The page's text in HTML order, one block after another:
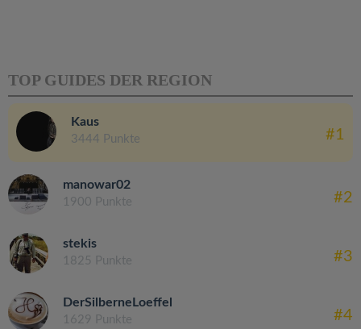
TOP GUIDES DER REGION
Kaus
3444 Punkte #1
manowar02
1900 Punkte #2
stekis
1825 Punkte #3
DerSilberneLoeffel
1629 Punkte #4